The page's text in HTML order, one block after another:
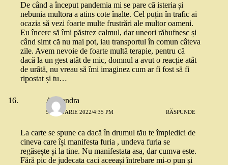
De când a început pandemia mi se pare că isteria și
nebunia multora a atins cote înalte. Cel puțin în trafic ai
ocazia să vezi foarte multe frustrări ale multor oameni.
Eu încerc să îmi păstrez calmul, dar uneori răbufnesc și
când simt că nu mai pot, iau transportul în comun câteva
zile. Avem nevoie de foarte multă terapie, pentru că
dacă la un gest atât de mic, domnul a avut o reacție atât
de urâtă, nu vreau să îmi imaginez cum ar fi fost să fi
ripostat și tu…
Alexandra
5 IANUARIE 2022/4:35 PM RĂSPUNDE
La carte se spune ca dacă în drumul tău te împiedici de
cineva care își manifesta furia , undeva furia se
regăsește și la tine. Nu manifestata asa, dar cumva este.
Fără pic de judecata caci aceeași întrebare mi-o pun și